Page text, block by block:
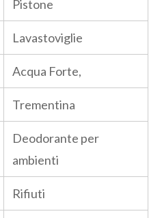
Pistone
Lavastoviglie
Acqua Forte,
Trementina
Deodorante per
ambienti
Rifiuti